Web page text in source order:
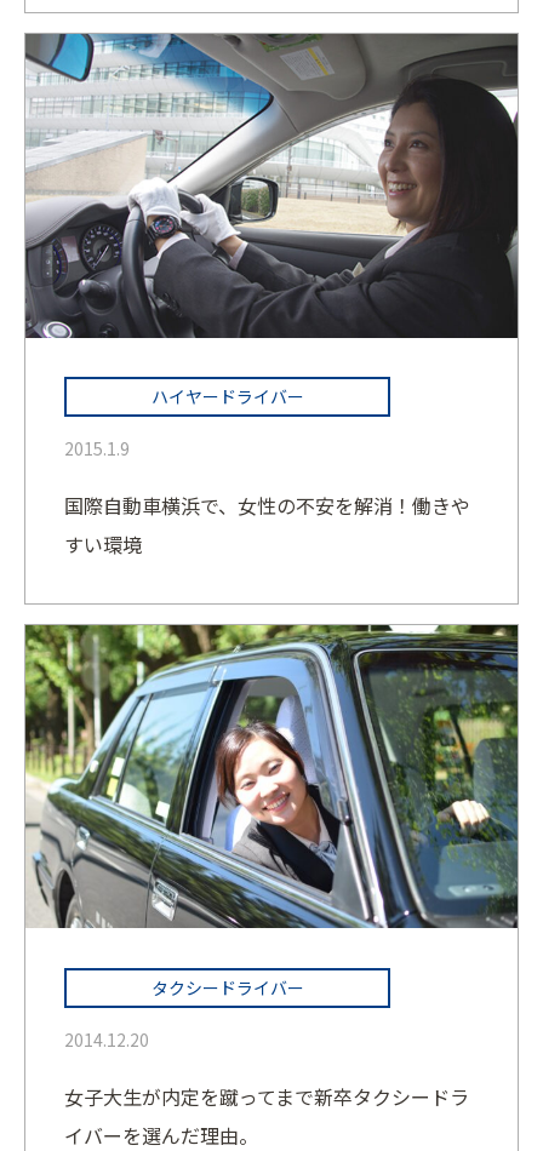
ハイヤードライバー
2015.1.9
国際自動車横浜で、女性の不安を解消！働きや
すい環境
タクシードライバー
2014.12.20
⼥⼦⼤⽣が内定を蹴ってまで新卒タクシードラ
イバーを選んだ理由。